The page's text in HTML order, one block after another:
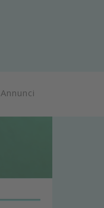
Annunci